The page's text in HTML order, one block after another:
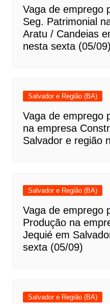
Vaga de emprego
Seg. Patrimonial
Aratu / Candeias
nesta sexta (05/09)
Salvador e Região (BA)
Vaga de emprego
na empresa
Salvador e região
Salvador e Região (BA)
Vaga de emprego
Produção na
Jequié em
sexta (05/09)
Salvador e Região (BA)